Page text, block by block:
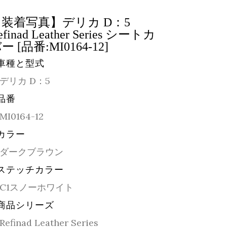
着写真】デリカ D：5
Leather Series シートカ
[品番:MI0164-12]
種と型式
デリカ D：5
番
MI0164-12
ラー
ダークブラウン
テッチカラー
C1スノーホワイト
品シリーズ
Refinad Leather Series